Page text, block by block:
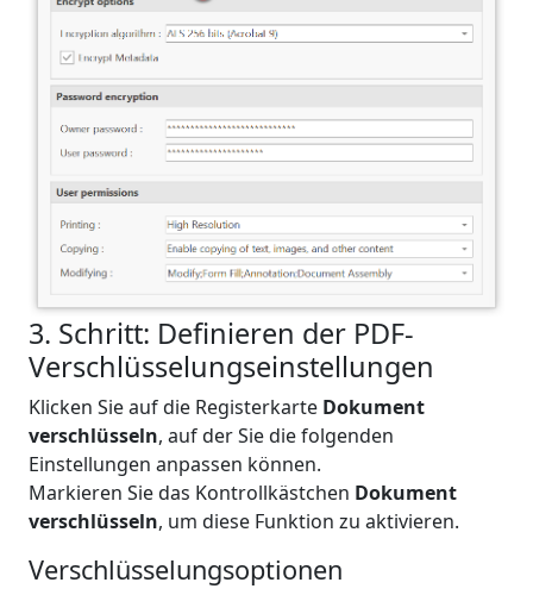
3. Schritt: Definieren der PDF-
Verschlüsselungseinstellungen
Klicken Sie auf die Registerkarte Dokument
verschlüsseln, auf der Sie die folgenden
Einstellungen anpassen können.
Markieren Sie das Kontrollkästchen Dokument
verschlüsseln, um diese Funktion zu aktivieren.
Verschlüsselungsoptionen